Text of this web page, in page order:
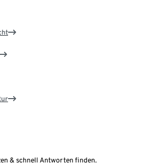
& schnell Antworten finden.